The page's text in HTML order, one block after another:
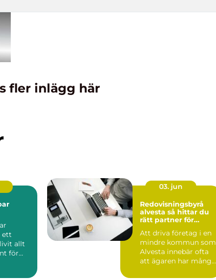
fler inlägg här
ett
allt
för
03. jun
Redovisningsbyrå
alvesta så hittar du
rätt partner för
Att driva företag i en
mindre kommun som
Alvesta innebär ofta
att ägaren har många